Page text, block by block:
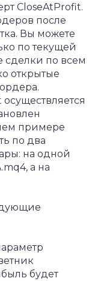
CloseAtProfit.
после
Вы можете
по текущей
сделки по всем
открытые
примере
по два
на одной
а на
будет